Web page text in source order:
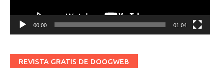
00:00 01:04
REVISTA GRATIS DE DOOGWEB